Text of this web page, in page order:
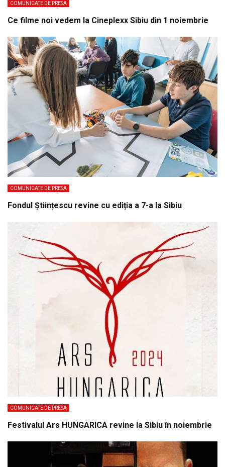
COMUNICATE DE PRESA
Ce filme noi vedem la Cineplexx Sibiu din 1 noiembrie
COMUNICATE DE PRESA
Fondul Științescu revine cu ediția a 7-a la Sibiu
COMUNICATE DE PRESA
Festivalul Ars HUNGARICA revine la Sibiu în noiembrie